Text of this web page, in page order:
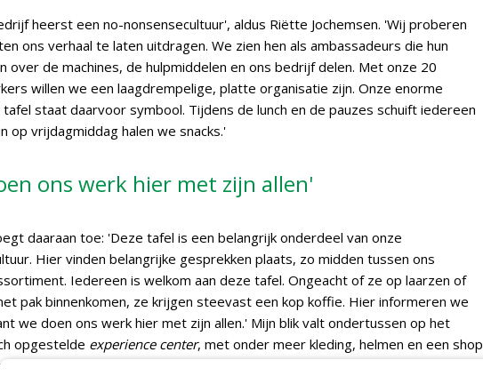
heerst een no-nonsensecultuur', aldus Riëtte Jochemsen. 'Wij proberen
ons verhaal te laten uitdragen. We zien hen als ambassadeurs die hun
over de machines, de hulpmiddelen en ons bedrijf delen. Met onze 20
willen we een laagdrempelige, platte organisatie zijn. Onze enorme
staat daarvoor symbool. Tijdens de lunch en de pauzes schuift iedereen
op vrijdagmiddag halen we snacks.'
ons werk hier met zijn allen'
daaraan toe: 'Deze tafel is een belangrijk onderdeel van onze
Hier vinden belangrijke gesprekken plaats, zo midden tussen ons
Iedereen is welkom aan deze tafel. Ongeacht of ze op laarzen of
pak binnenkomen, ze krijgen steevast een kop koffie. Hier informeren we
we doen ons werk hier met zijn allen.' Mijn blik valt ondertussen op het
opgestelde experience center, met onder meer kleding, helmen en een shop
accessoires. Je vindt hier dus alles voor de voertuigen onder één dak. Het